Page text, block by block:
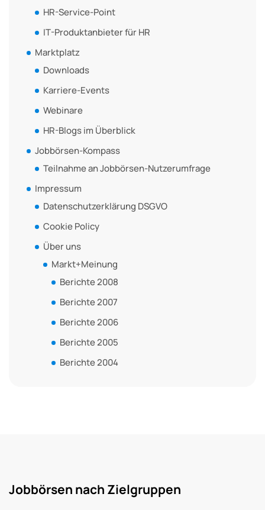
HR-Service-Point
IT-Produktanbieter für HR
Marktplatz
Downloads
Karriere-Events
Webinare
HR-Blogs im Überblick
Jobbörsen-Kompass
Teilnahme an Jobbörsen-Nutzerumfrage
Impressum
Datenschutzerklärung DSGVO
Cookie Policy
Über uns
Markt+Meinung
Berichte 2008
Berichte 2007
Berichte 2006
Berichte 2005
Berichte 2004
Jobbörsen nach Zielgruppen